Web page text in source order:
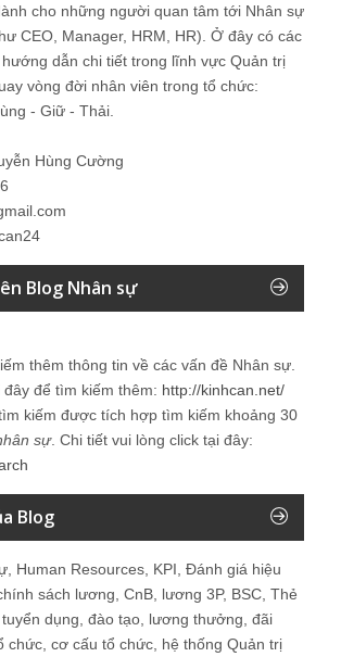
cho những người quan tâm tới Nhân sự
CEO, Manager, HRM, HR). Ở đây có các
dẫn chi tiết trong lĩnh vực Quản trị
vòng đời nhân viên trong tổ chức:
- Giữ - Thải.
Hùng Cường
Blog Nhân sự
thêm thông tin về các vấn đề Nhân sự
đây để tìm kiếm thêm: http://kinhcan.net/
kiếm được tích hợp tìm kiếm khoảng 30
sự. Chi tiết vui lòng click tại đây:
Blog
Human Resources, KPI, Đánh giá hiệu
sách lương, CnB, lương 3P, BSC, Thẻ
dụng, đào tạo, lương thưởng, đãi
chức, cơ cấu tổ chức, hệ thống Quản trị